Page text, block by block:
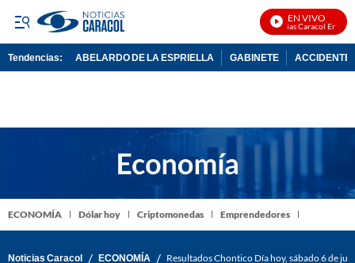
EN VIVO
Noticias Caracol En Vivo
Tendencias: ABELARDO DE LA ESPRIELLA GABINETE ACCIDENTE
ECONOMÍA Dólar hoy Criptomonedas Emprendedores
Noticias Caracol / ECONOMÍA / Resultados Chontico Día hoy, sábado 6 de